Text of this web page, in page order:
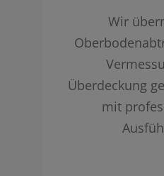
Wir
Überdeckung
mit